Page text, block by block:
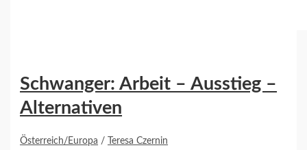
Schwanger: Arbeit – Ausstieg –
Alternativen
Österreich/Europa / Teresa Czernin